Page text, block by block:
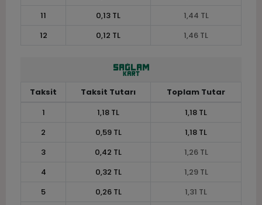
11
0,13 TL
1,44 TL
12
0,12 TL 1,46 TL
Taksit Taksit Tutarı
Toplam Tutar
1
1,18 TL
1,18 TL
2
0,59 TL
1,18 TL
3
0,42 TL
1,26 TL
4
0,32 TL
1,29 TL
5
0,26 TL
1,31 TL